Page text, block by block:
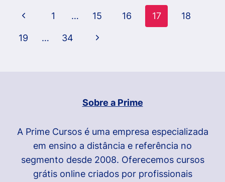
Navegação
da
Página
Anterior
1 … 15 16 17 18
19 … 34
Página
Sobre a Prime
A Prime Cursos é uma empresa especializada
em ensino a distância e referência no
segmento desde 2008. Oferecemos cursos
grátis online criados por profissionais